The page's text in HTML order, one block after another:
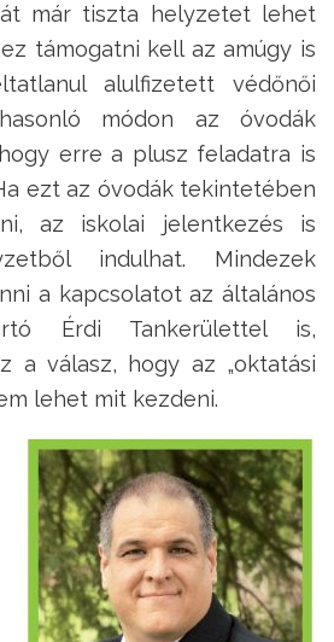
már tiszta helyzetet lehet
támogatni kell az amúgy is
alulfizetett védőnői
módon az óvodák
erre a plusz feladatra is
ezt az óvodák tekintetében
az iskolai jelentkezés is
indulhat. Mindezek
a kapcsolatot az általános
Érdi Tankerülettel is,
a válasz, hogy az „oktatási
lehet mit kezdeni.